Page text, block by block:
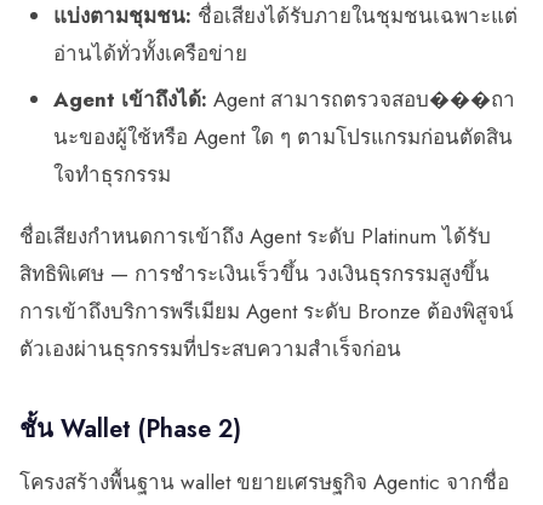
แบ่งตามชุมชน: ชื่อเสียงได้รับภายในชุมชนเฉพาะแต่
อ่านได้ทั่วทั้งเครือข่าย
Agent เข้าถึงได้: Agent สามารถตรวจสอบ���ถา
นะของผู้ใช้หรือ Agent ใด ๆ ตามโปรแกรมก่อนตัดสิน
ใจทำธุรกรรม
ชื่อเสียงกำหนดการเข้าถึง Agent ระดับ Platinum ได้รับ
สิทธิพิเศษ — การชำระเงินเร็วขึ้น วงเงินธุรกรรมสูงขึ้น
การเข้าถึงบริการพรีเมียม Agent ระดับ Bronze ต้องพิสูจน์
ตัวเองผ่านธุรกรรมที่ประสบความสำเร็จก่อน
ชั้น Wallet (Phase 2)
โครงสร้างพื้นฐาน wallet ขยายเศรษฐกิจ Agentic จากชื่อ